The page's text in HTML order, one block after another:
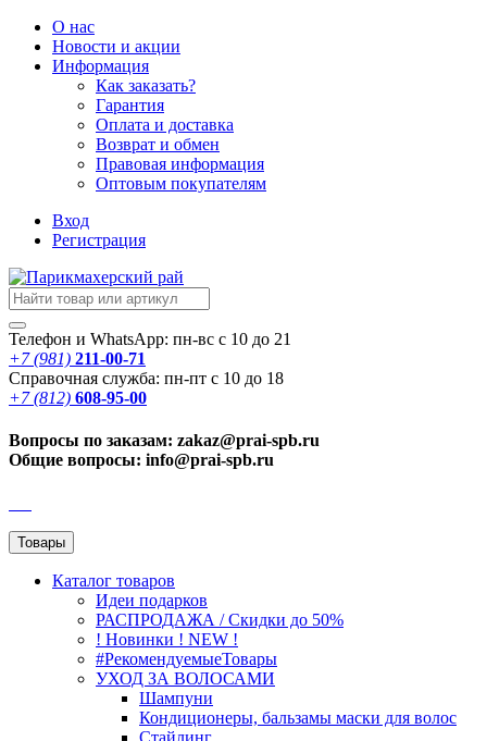
О нас
Новости и акции
Информация
Как заказать?
Гарантия
Оплата и доставка
Возврат и обмен
Правовая информация
Оптовым покупателям
Вход
Регистрация
Телефон и WhatsApp: пн-вс с 10 до 21
+7 (981) 211-00-71
Справочная служба: пн-пт с 10 до 18
+7 (812) 608-95-00
Вопросы по заказам: zakaz@prai-spb.ru
Общие вопросы: info@prai-spb.ru
Товары
Каталог товаров
Идеи подарков
РАСПРОДАЖА / Скидки до 50%
! Новинки ! NEW !
#РекомендуемыеТовары
УХОД ЗА ВОЛОСАМИ
Шампуни
Кондиционеры, бальзамы маски для волос
Стайлинг